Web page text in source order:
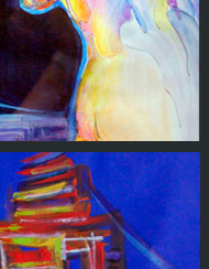
Maternidad